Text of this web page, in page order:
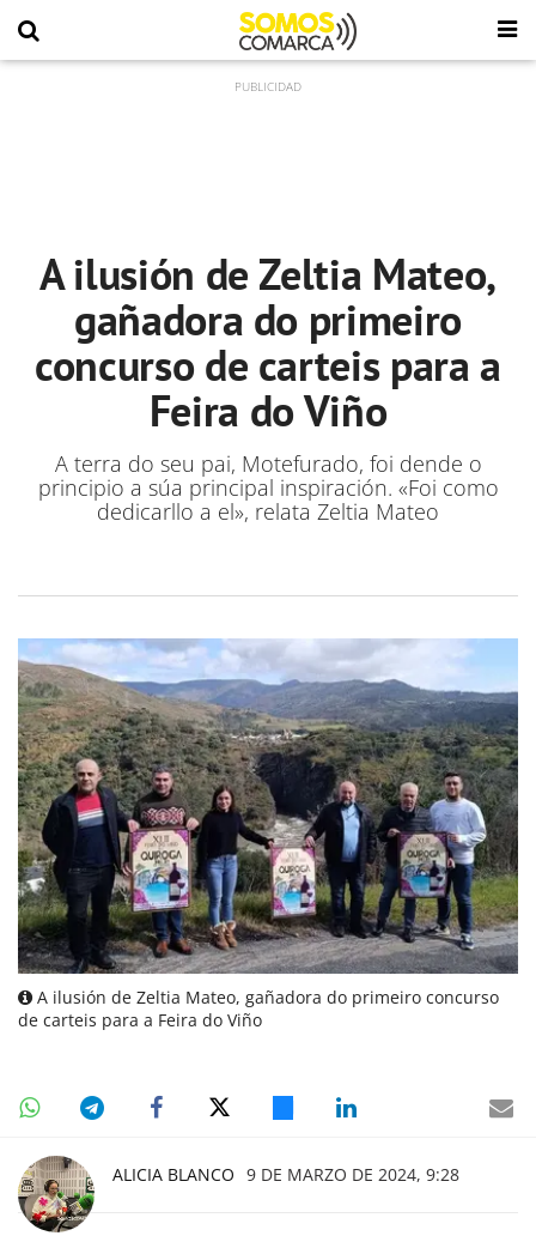
A ilusión de Zeltia Mateo,
gañadora do primeiro
concurso de carteis para a
Feira do Viño
A terra do seu pai, Motefurado, foi dende o
principio a súa principal inspiración. «Foi como
dedicarllo a el», relata Zeltia Mateo
A ilusión de Zeltia Mateo, gañadora do primeiro concurso
de carteis para a Feira do Viño
ALICIA BLANCO 9 DE MARZO DE 2024, 9:28